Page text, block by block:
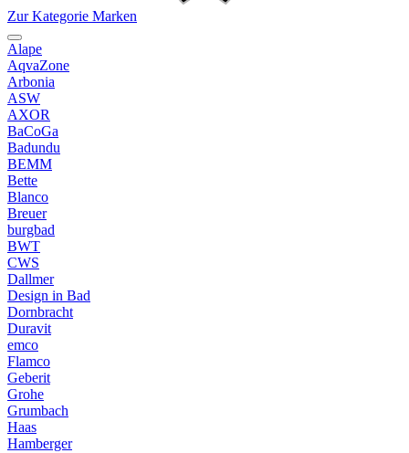
Zur Kategorie Marken
Alape
AqvaZone
Arbonia
ASW
AXOR
BaCoGa
Badundu
BEMM
Bette
Blanco
Breuer
burgbad
BWT
CWS
Dallmer
Design in Bad
Dornbracht
Duravit
emco
Flamco
Geberit
Grohe
Grumbach
Haas
Hamberger